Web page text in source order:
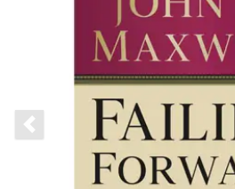
Previous slide